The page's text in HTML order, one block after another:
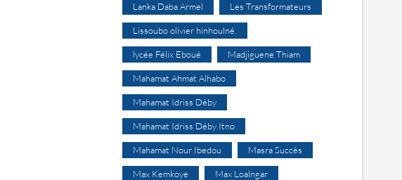
Lanka Daba Armel Les Transformateurs
Lissoubo olivier hinhoulné.
lycée Félix Eboué Madjiguene Thiam
Mahamat Ahmat Alhabo
Mahamat Idriss Déby
Mahamat Idriss Déby Itno
Mahamat Nour Ibedou Masra Succès
Max Kemkoye Max Loalngar